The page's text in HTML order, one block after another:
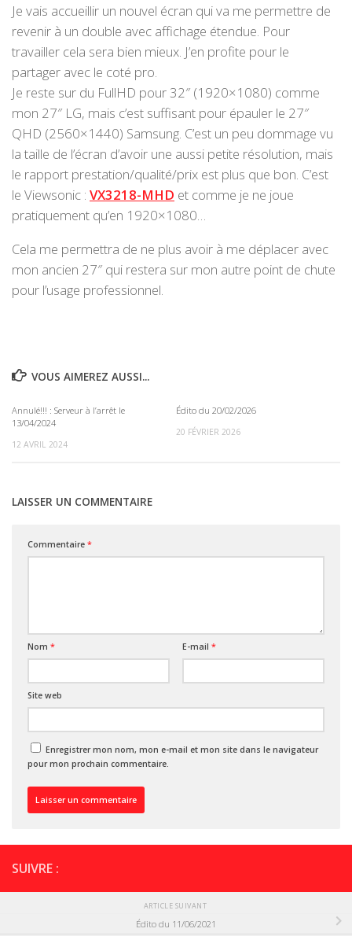
Je vais accueillir un nouvel écran qui va me permettre de
revenir à un double avec affichage étendue. Pour
travailler cela sera bien mieux. J’en profite pour le
partager avec le coté pro.
Je reste sur du FullHD pour 32″ (1920×1080) comme
mon 27″ LG, mais c’est suffisant pour épauler le 27″
QHD (2560×1440) Samsung. C’est un peu dommage vu
la taille de l’écran d’avoir une aussi petite résolution, mais
le rapport prestation/qualité/prix est plus que bon. C’est
le Viewsonic : VX3218-MHD et comme je ne joue
pratiquement qu’en 1920×1080…
Cela me permettra de ne plus avoir à me déplacer avec
mon ancien 27″ qui restera sur mon autre point de chute
pour l’usage professionnel.
VOUS AIMEREZ AUSSI...
Annulé!!! : Serveur à l’arrêt le
13/04/2024
12 AVRIL 2024
Édito du 20/02/2026
20 FÉVRIER 2026
LAISSER UN COMMENTAIRE
Commentaire *
Nom * E-mail *
Site web
Enregistrer mon nom, mon e-mail et mon site dans le navigateur
pour mon prochain commentaire.
SUIVRE :
ARTICLE SUIVANT
Édito du 11/06/2021